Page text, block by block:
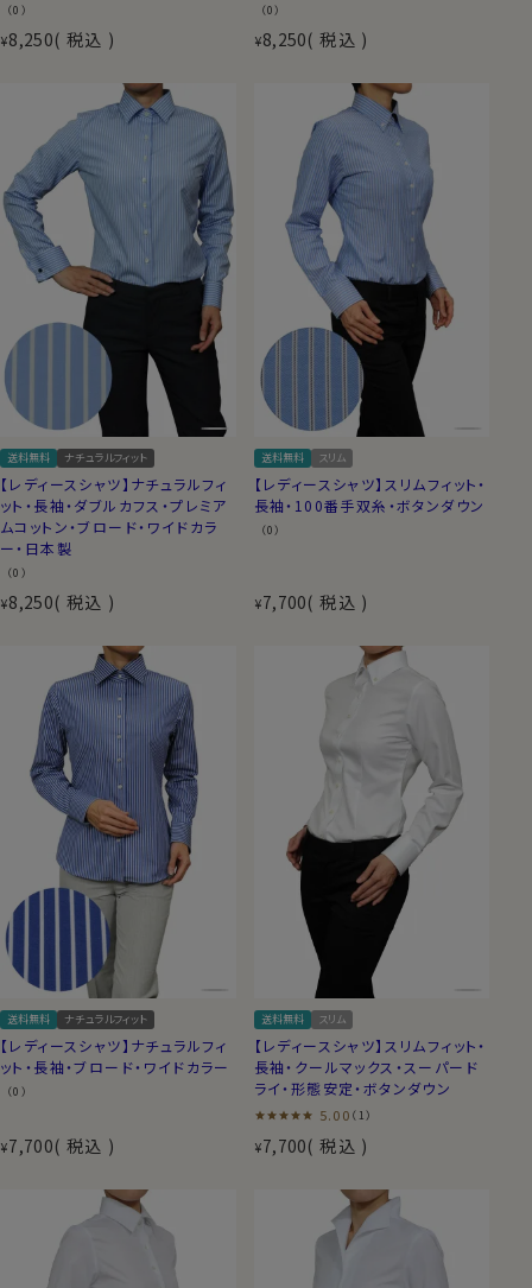
（0）
¥8,250 税込
（0）
¥8,250 税込
送料無料 ナチュラルフィット
【レディースシャツ】ナチュラルフィ
ット・長袖・ダブルカフス・プレミア
ムコットン・ブロード・ワイドカラ
ー・日本製
（0）
¥8,250 税込
送料無料 スリム
【レディースシャツ】スリムフィット・
長袖・100番手双糸・ボタンダウン
（0）
¥7,700 税込
送料無料 ナチュラルフィット
【レディースシャツ】ナチュラルフィ
ット・長袖・ブロード・ワイドカラー
（0）
¥7,700 税込
送料無料 スリム
【レディースシャツ】スリムフィット・
長袖・クールマックス・スーパード
ライ・形態安定・ボタンダウン
5.00 （1）
¥7,700 税込